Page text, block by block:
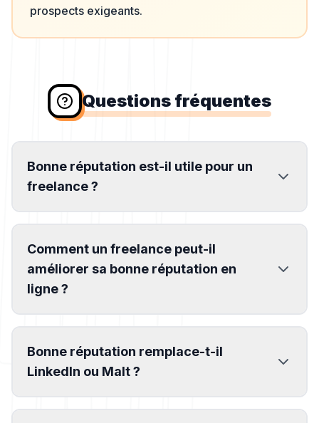
prospects exigeants.
Questions fréquentes
Bonne réputation est-il utile pour un
freelance ?
Comment un freelance peut-il
améliorer sa bonne réputation en
ligne ?
Bonne réputation remplace-t-il
LinkedIn ou Malt ?